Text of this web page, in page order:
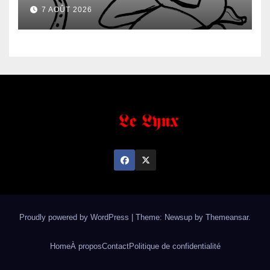
sexuel
7 AOÛT 2026
Proudly powered by WordPress Theme: Newsup by Themeansar.
HomeÀ proposContactPolitique de confidentialité